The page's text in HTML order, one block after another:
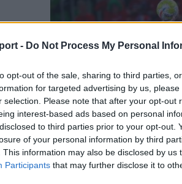
- Do Not Process My Personal
opt-out of the sale, sharing to third parties,
for targeted advertising by us,
selection. Please note that after your opt-out
interest-based ads based on personal
to third parties prior to your opt-out.
of your personal information by third
This information may also be disclosed by us
Participants that may further disclose it to
ra